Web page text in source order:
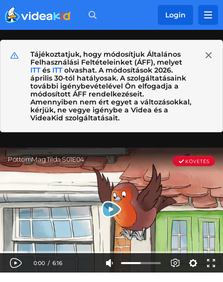
Login
Tájékoztatjuk, hogy módosítjuk Általános
Felhasználási Feltételeinket (ÁFF), melyet
ITTés ITTolvashat. A módosítások 2026.
április 30-tól hatályosak. A szolgáltatásaink
további igénybevételével Ön elfogadja a
módosított ÁFF rendelkezéseit.
Amennyiben nem ért egyet a változásokkal,
kérjük, ne vegye igénybe a Videa és a
VideaKid szolgáltatásait.